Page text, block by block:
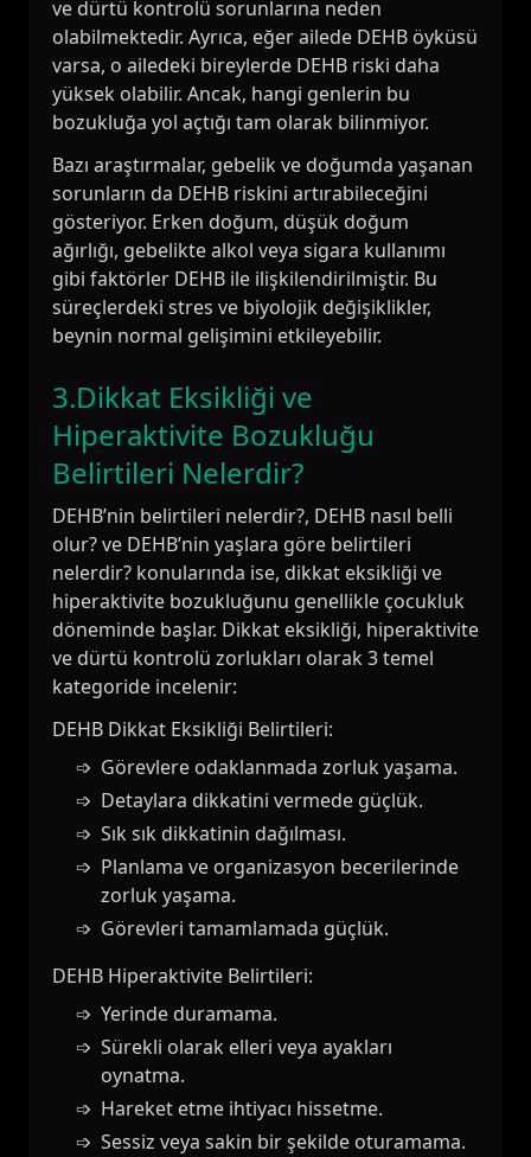
ve dürtü kontrolü sorunlarına neden
olabilmektedir. Ayrıca, eğer ailede DEHB öyküsü
varsa, o ailedeki bireylerde DEHB riski daha
yüksek olabilir. Ancak, hangi genlerin bu
bozukluğa yol açtığı tam olarak bilinmiyor.
Bazı araştırmalar, gebelik ve doğumda yaşanan
sorunların da DEHB riskini artırabileceğini
gösteriyor. Erken doğum, düşük doğum
ağırlığı, gebelikte alkol veya sigara kullanımı
gibi faktörler DEHB ile ilişkilendirilmiştir. Bu
süreçlerdeki stres ve biyolojik değişiklikler,
beynin normal gelişimini etkileyebilir.
3.Dikkat Eksikliği ve
Hiperaktivite Bozukluğu
Belirtileri Nelerdir?
DEHB’nin belirtileri nelerdir?, DEHB nasıl belli
olur? ve DEHB’nin yaşlara göre belirtileri
nelerdir? konularında ise, dikkat eksikliği ve
hiperaktivite bozukluğunu genellikle çocukluk
döneminde başlar. Dikkat eksikliği, hiperaktivite
ve dürtü kontrolü zorlukları olarak 3 temel
kategoride incelenir:
DEHB Dikkat Eksikliği Belirtileri:
Görevlere odaklanmada zorluk yaşama.
Detaylara dikkatini vermede güçlük.
Sık sık dikkatinin dağılması.
Planlama ve organizasyon becerilerinde
zorluk yaşama.
Görevleri tamamlamada güçlük.
DEHB Hiperaktivite Belirtileri:
Yerinde duramama.
Sürekli olarak elleri veya ayakları
oynatma.
Hareket etme ihtiyacı hissetme.
Sessiz veya sakin bir şekilde oturamama.